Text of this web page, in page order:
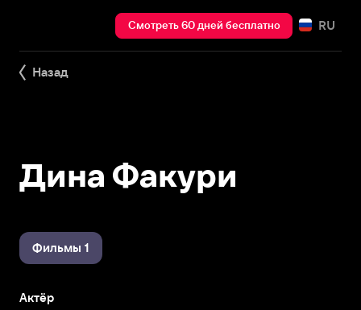
Смотреть 60 дней бесплатно RU
Назад
Дина Факури
Фильмы 1
Актёр